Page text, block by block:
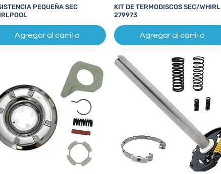
Vista rápida
PEQUEÑA SEC
Agregar al carrito
Vista rápida
KIT DE TERMODISCOS SEC/WHIRL
279973
Agregar al carrito